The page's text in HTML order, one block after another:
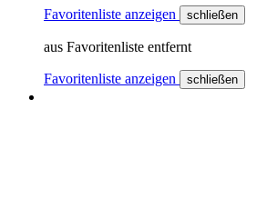
Favoritenliste anzeigen schließen
aus Favoritenliste entfernt
Favoritenliste anzeigen schließen